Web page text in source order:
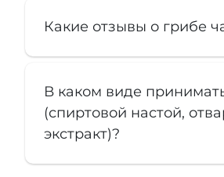
Какие отзывы о грибе
В каком виде
(спиртовой настой,
экстракт)?